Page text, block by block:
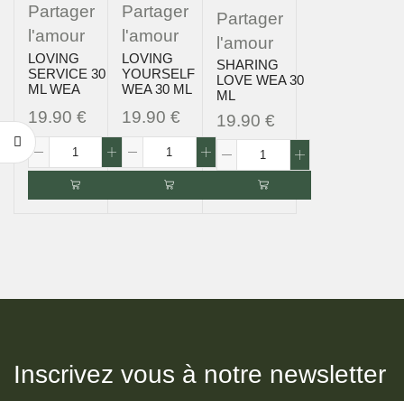
Partager
l'amour
LOVING
SERVICE 30
ML WEA
19.90 €
Partager
l'amour
LOVING
YOURSELF
WEA 30 ML
19.90€
Partager
l'amour
SHARING
LOVE WEA 30
ML
19.90 €
Inscrivez vous à notre newsletter